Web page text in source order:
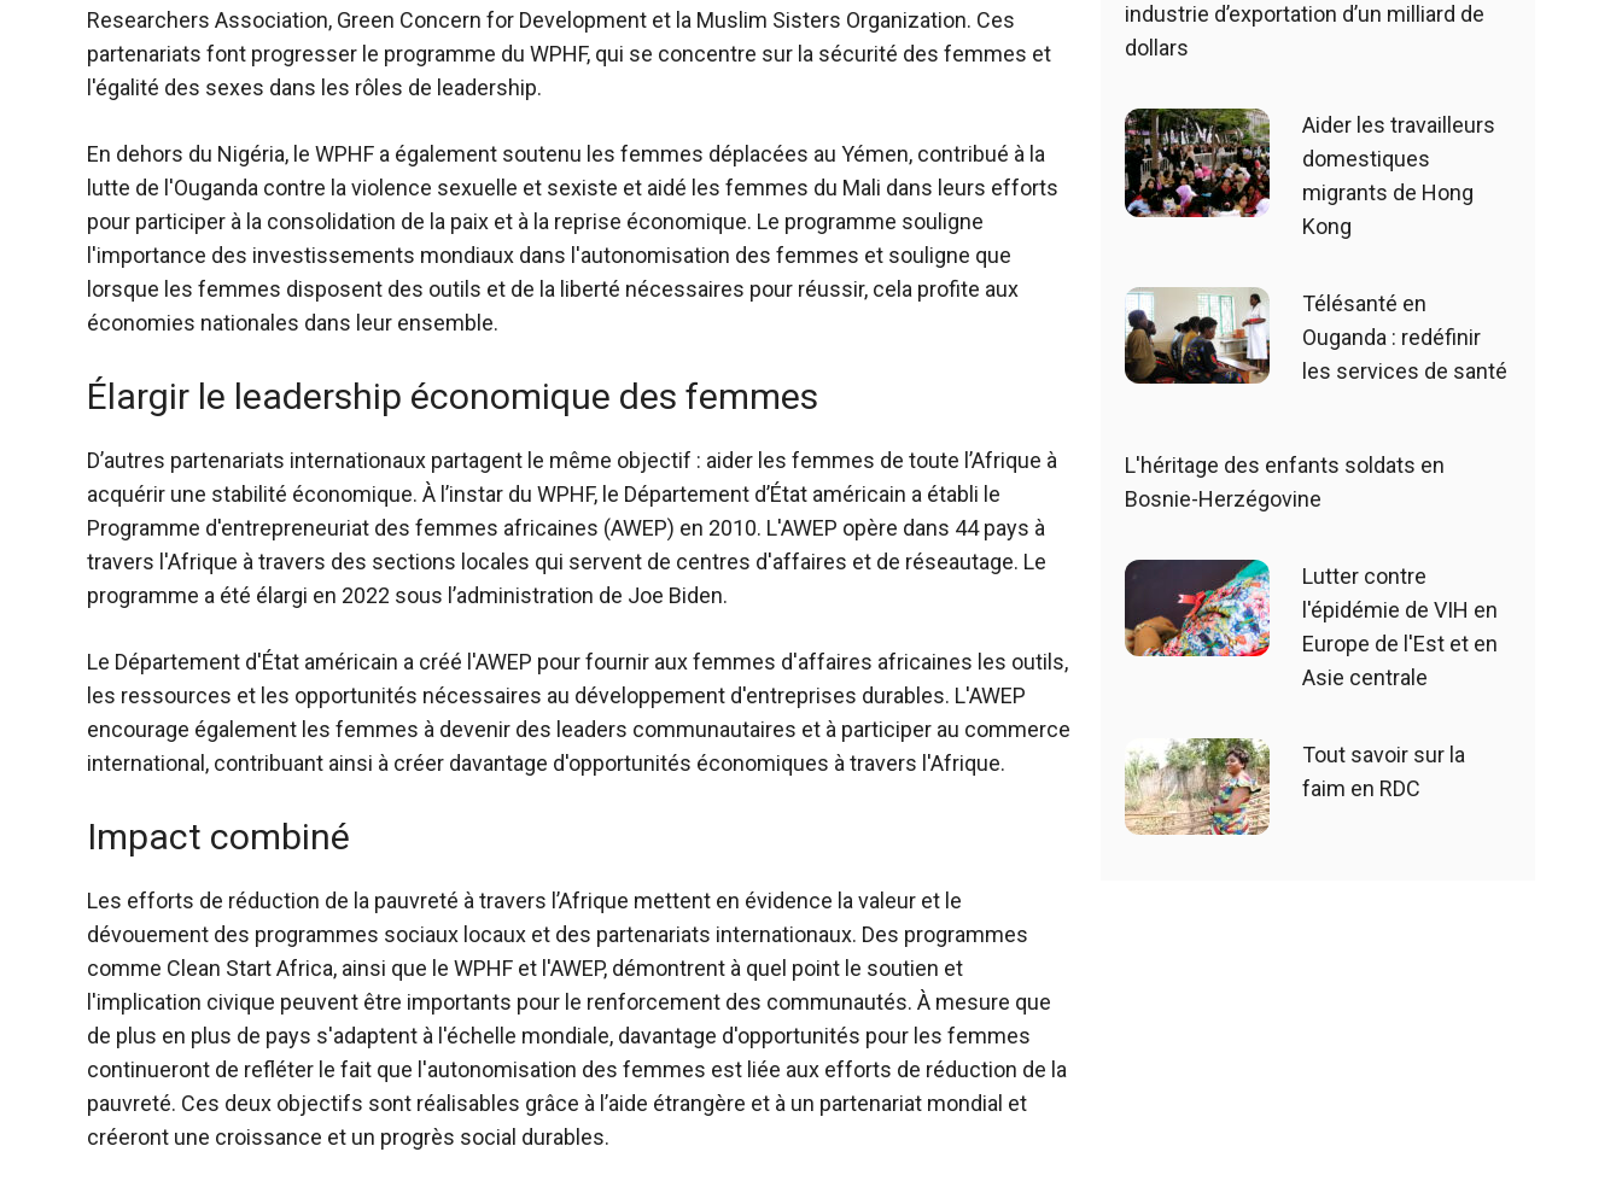
Researchers Association, Green Concern for Development et la Muslim Sisters Organization. Ces
partenariats font progresser le programme du WPHF, qui se concentre sur la sécurité des femmes et
l'égalité des sexes dans les rôles de leadership.
En dehors du Nigéria, le WPHF a également soutenu les femmes déplacées au Yémen, contribué à la
lutte de l'Ouganda contre la violence sexuelle et sexiste et aidé les femmes du Mali dans leurs efforts
pour participer à la consolidation de la paix et à la reprise économique. Le programme souligne
l'importance des investissements mondiaux dans l'autonomisation des femmes et souligne que
lorsque les femmes disposent des outils et de la liberté nécessaires pour réussir, cela profite aux
économies nationales dans leur ensemble.
Élargir le leadership économique des femmes
D’autres partenariats internationaux partagent le même objectif : aider les femmes de toute l’Afrique à
acquérir une stabilité économique. À l’instar du WPHF, le Département d’État américain a établi le
Programme d'entrepreneuriat des femmes africaines (AWEP) en 2010. L'AWEP opère dans 44 pays à
travers l'Afrique à travers des sections locales qui servent de centres d'affaires et de réseautage. Le
programme a été élargi en 2022 sous l’administration de Joe Biden.
Le Département d'État américain a créé l'AWEP pour fournir aux femmes d'affaires africaines les outils,
les ressources et les opportunités nécessaires au développement d'entreprises durables. L'AWEP
encourage également les femmes à devenir des leaders communautaires et à participer au commerce
international, contribuant ainsi à créer davantage d'opportunités économiques à travers l'Afrique.
Impact combiné
Les efforts de réduction de la pauvreté à travers l’Afrique mettent en évidence la valeur et le
dévouement des programmes sociaux locaux et des partenariats internationaux. Des programmes
comme Clean Start Africa, ainsi que le WPHF et l'AWEP, démontrent à quel point le soutien et
l'implication civique peuvent être importants pour le renforcement des communautés. À mesure que
de plus en plus de pays s'adaptent à l'échelle mondiale, davantage d'opportunités pour les femmes
continueront de refléter le fait que l'autonomisation des femmes est liée aux efforts de réduction de la
pauvreté. Ces deux objectifs sont réalisables grâce à l’aide étrangère et à un partenariat mondial et
créeront une croissance et un progrès social durables.
industrie d’exportation d’un milliard de
dollars
Aider les travailleurs
domestiques
migrants de Hong
Kong
Télésanté en
Ouganda : redéfinir
les services de santé
L'héritage des enfants soldats en
Bosnie-Herzégovine
Lutter contre
l'épidémie de VIH en
Europe de l'Est et en
Asie centrale
Tout savoir sur la
faim en RDC